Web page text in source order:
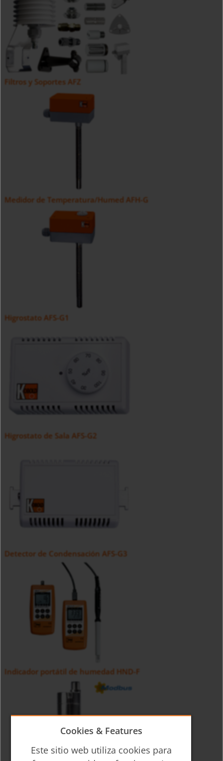
Filtros y Soportes AFZ
Medidor de Temperatura/Humed AFH-G
Higrostato AFS-G1
Higrostato de Sala AFS-G2
Detector de Condensación AFS-G3
Indicador portátil de humedad HND-F
Cookies & Features
Este sitio web utiliza cookies para